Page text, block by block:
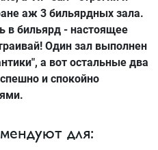
аж 3 бильярдных зала.
в бильярд - настоящее
Один зал выполнен
а вот остальные два
и спокойно
для: